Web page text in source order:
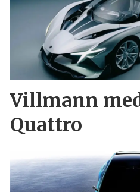
Villmann
Quattro